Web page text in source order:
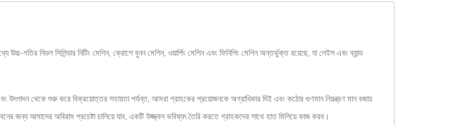
নিডল সিলিন্ডার নিটিং মেশিন, ক্রোশে বুনন মেশিন, ওয়ার্পিং মেশিন এবং ফিনিশিং মেশিন অন্তর্ভুক্ত রয়েছে, যা লেইস এবং ব্যান্ড
উৎপাদন থেকে শুরু করে বিক্রয়োত্তর সহায়তা পর্যন্ত, আমরা গ্রাহকের প্রয়োজনকে অগ্রাধিকার দিই এবং কঠোর গুণমান নিয়ন্ত্রণ মান বজায়
জন্য আমাদের অবিরাম প্রচেষ্টা চালিয়ে যাব, একটি উজ্জ্বল ভবিষ্যৎ তৈরি করতে গ্রাহকদের সাথে হাত মিলিয়ে কাজ করব।